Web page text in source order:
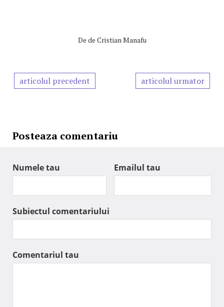
De de Cristian Manafu
articolul precedent articolul urmator
Posteaza comentariu
Numele tau Emailul tau
Subiectul comentariului
Comentariul tau